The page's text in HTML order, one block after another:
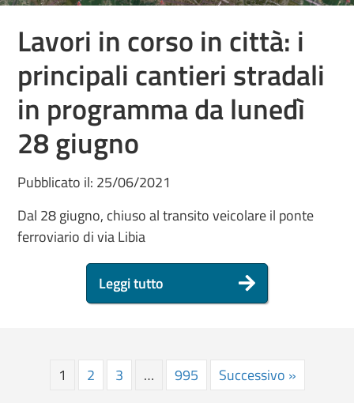
Lavori in corso in città: i
principali cantieri stradali
in programma da lunedì
28 giugno
Pubblicato il: 25/06/2021
Dal 28 giugno, chiuso al transito veicolare il ponte
ferroviario di via Libia
Leggi tutto
1 2 3 … 995 Successivo »